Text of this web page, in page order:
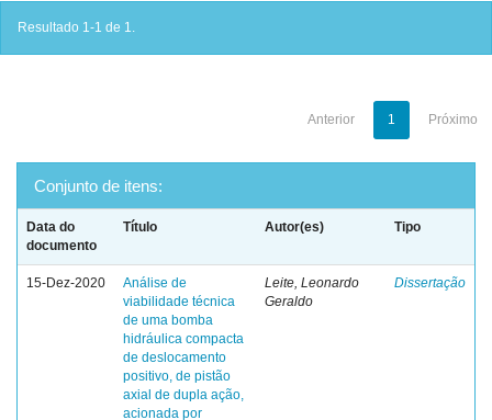
Resultado 1-1 de 1.
Anterior 1 Próximo
Conjunto de itens:
Data do
documento
Título Autor(es) Tipo
15-Dez-2020
Análise de
viabilidade técnica
de uma bomba
hidráulica compacta
de deslocamento
positivo, de pistão
axial de dupla ação,
acionada por
Leite, Leonardo
Geraldo
Dissertação